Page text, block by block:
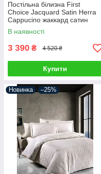
Постільна білизна First
Choice Jacquard Satin Herra
Cappucino жаккард сатин
сатин Туреччина 200х220см
В наявності
3 390 ₴ 4 520 ₴
Купити
Новинка –25%